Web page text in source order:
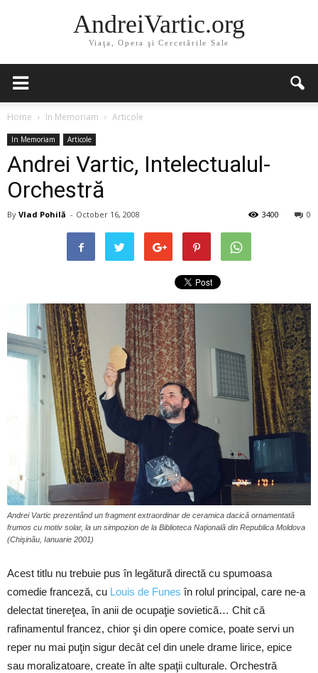
AndreiVartic.org
Viaţa, Opera şi Cercetările Sale
Home In Memoriam Articole
In Memoriam Articole
Andrei Vartic, Intelectualul-
Orchestră
By Vlad Pohilă - October 16, 2008 0
3400
Andrei Vartic prezentând un fragment extraordinar de ceramica dacică ornamentată
frumos cu motiv solar, la un simpozion de la Biblioteca Naţională din Republica Moldova
(Chişinău, Ianuarie 2001)
Acest titlu nu trebuie pus în legătură directă cu spumoasa
comedie franceză, cu Louis de Funes în rolul principal, care ne-a
delectat tinereţea, în anii de ocupaţie sovietică… Chit că
rafinamentul francez, chior şi din opere comice, poate servi un
reper nu mai puţin sigur decât cel din unele drame lirice, epice
sau moralizatoare, create în alte spaţii culturale. Orchestră